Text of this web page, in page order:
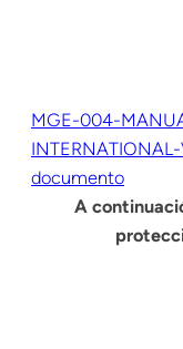
MGE-004-
documento
A